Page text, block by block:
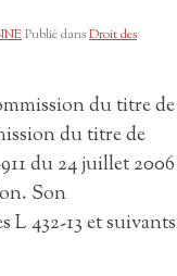
Publié dansDroit des
du titre de
du titre de
du 24 juillet 2006
Son
L 432-13 et suivants